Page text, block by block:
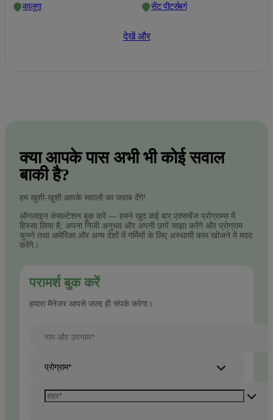
कालुगा सेंट पीटर्सबर्ग
देखें और
क्या आपके पास अभी भी कोई सवाल
बाकी है?
हम खुशी-खुशी आपके सवालों का जवाब देंगे!
ऑनलाइन कंसल्टेशन बुक करें — हमने खुद कई बार एक्सचेंज प्रोग्राम्स में
हिस्सा लिया है; अपना निजी अनुभव और अपनी छापें साझा करेंगे और प्रोग्राम
चुनने तथा अमेरिका और अन्य देशों में गर्मियों के लिए अस्थायी काम खोजने में मदद
करेंगे।
परामर्श बुक करें
हमारा मैनेजर आपसे जल्द ही संपर्क करेगा।
नाम और उपनाम*
प्रोग्राम*